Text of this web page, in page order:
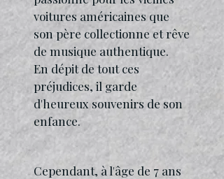
voitures américaines que
son père collectionne et rêve
de musique authentique.
En dépit de tout ces
préjudices, il garde
d'heureux souvenirs de son
enfance.
Cependant, à l'âge de 7 ans